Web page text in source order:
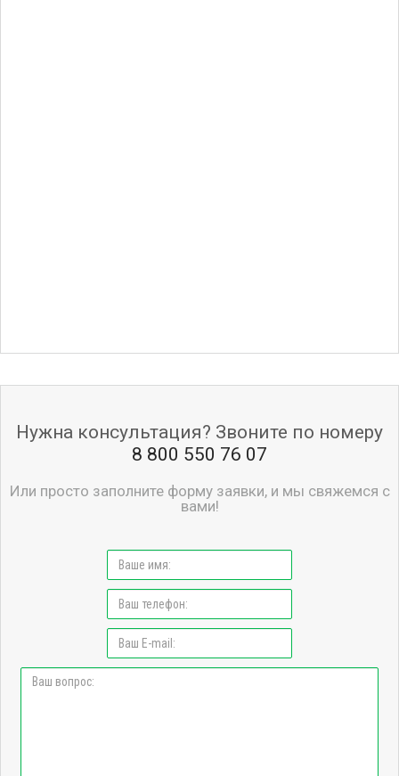
Нужна консультация? Звоните по номеру
8 800 550 76 07
Или просто заполните форму заявки, и мы свяжемся с
вами!